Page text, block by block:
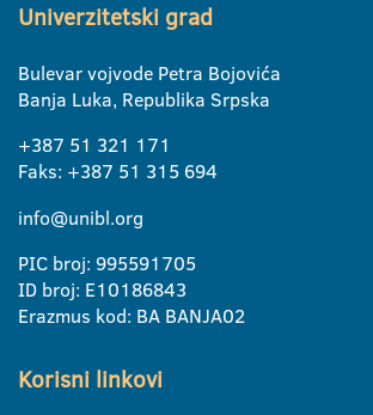
Univerzitetski grad
Bulevar vojvode Petra Bojovića
Banja Luka, Republika Srpska
+387 51 321 171
Faks: +387 51 315 694
info@unibl.org
PIC broj: 995591705
ID broj: E10186843
Erazmus kod: BA BANJA02
Korisni linkovi